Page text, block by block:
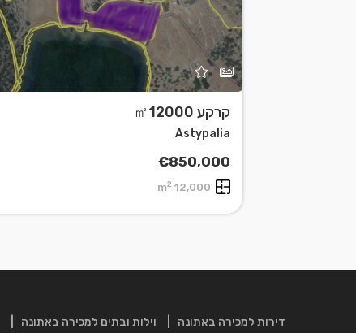
OpenStreetMap
קרקע ㎡12000
Astypalia
€850,000
12,000 m
2
דירות למכירה באתונה וילות ובתים למכירה באתונה